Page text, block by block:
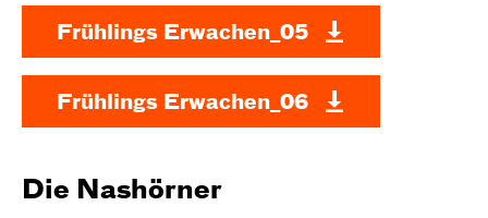
Frühlings Erwachen_05
Frühlings Erwachen_06
Die Nashörner